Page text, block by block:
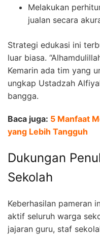
Melakukan
jualan secara
Strategi edukasi ini
luar biasa.
Kemarin ada tim yang
ungkap Ustadzah
bangga.
Baca juga: 5 Manfaat
yang Lebih Tangguh
Dukungan
Sekolah
Keberhasilan pameran
aktif seluruh warga
jajaran guru, staf